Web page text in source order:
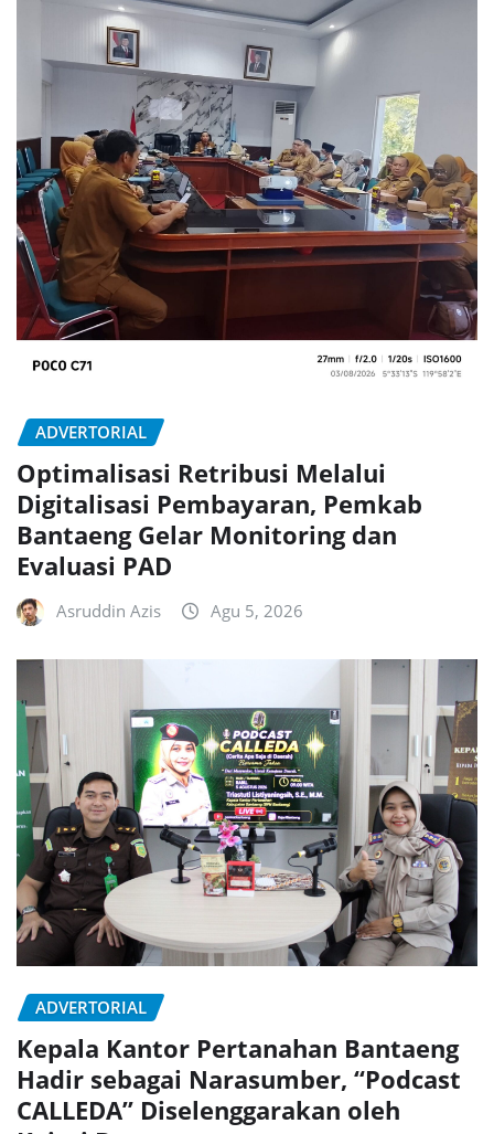
ADVERTORIAL
Optimalisasi Retribusi Melalui
Digitalisasi Pembayaran, Pemkab
Bantaeng Gelar Monitoring dan
Evaluasi PAD
Asruddin Azis Agu 5, 2026
ADVERTORIAL
Kepala Kantor Pertanahan Bantaeng
Hadir sebagai Narasumber, “Podcast
CALLEDA” Diselenggarakan oleh